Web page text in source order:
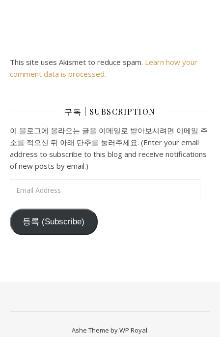
This site uses Akismet to reduce spam. Learn how your
comment data is processed.
구독 | SUBSCRIPTION
이 블로그에 올라오는 글을 이메일로 받아보시려면 이메일 주
소를 적으신 뒤 아래 단추를 눌러주세요. (Enter your email
address to subscribe to this blog and receive notifications
of new posts by email.)
등록 (Subscribe)
Ashe Theme byWP Royal.